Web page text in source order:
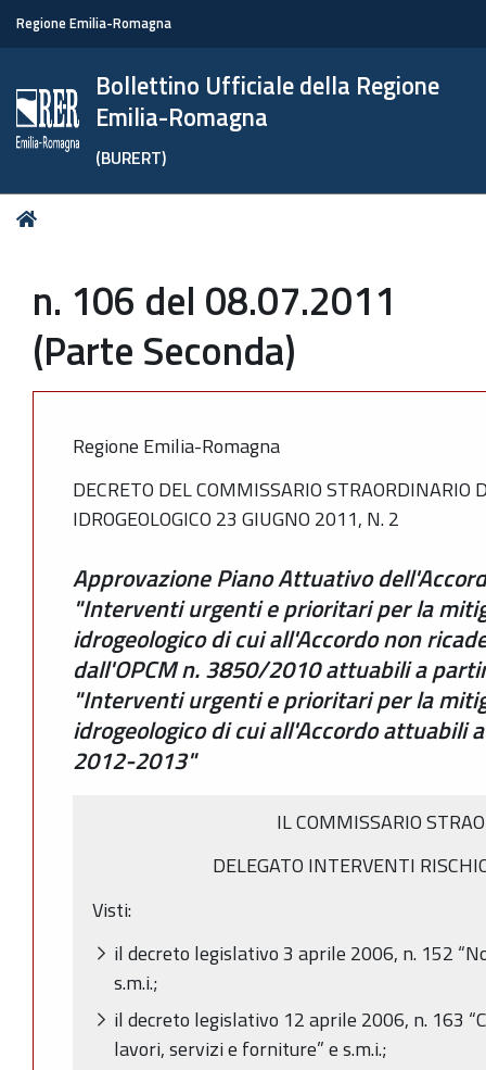
Regione Emilia-Romagna
Bollettino Ufficiale della Regione
Emilia-Romagna
(BURERT)
Tu
n. 106 del 08.07.2011
(Parte Seconda)
Regione Emilia-Romagna
DECRETO DEL COMMISSARIO STRAORDINARIO
IDROGEOLOGICO 23 GIUGNO 2011, N. 2
Approvazione Piano Attuativo
"Interventi urgenti e prioritari per la
idrogeologico di cui all'Accordo non
dall'OPCM n. 3850/2010 attuabili a
"Interventi urgenti e prioritari per la
idrogeologico di cui all'Accordo attuabili
2012-2013"
IL COMMISSARIO
DELEGATO INTERVENTI
Visti:
il decreto legislativo 3 aprile 2006, n. 152
s.m.i.;
il decreto legislativo 12 aprile 2006, n. 163
lavori, servizi e forniture” e s.m.i.;